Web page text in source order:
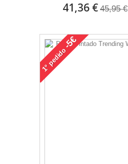
41,36 € 45,95 €
1°
pedido
-5€